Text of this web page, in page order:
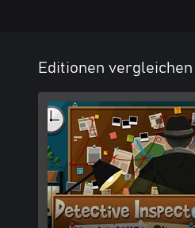
Editionen vergleichen